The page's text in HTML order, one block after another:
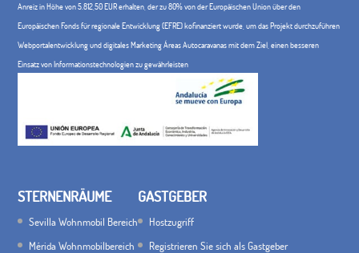
Anreiz in Höhe von 5.812,50 EUR erhalten, der zu 80% von der Europäischen Union über den
Europäischen Fonds für regionale Entwicklung (EFRE) kofinanziert wurde, um das Projekt durchzuführen
Webportalentwicklung und digitales Marketing Áreas Autocaravanas mit dem Ziel, einen besseren
Einsatz von Informationstechnologien zu gewährleisten
STERNENRÄUME
Sevilla Wohnmobil Bereich
Mérida Wohnmobilbereich
GASTGEBER
Hostzugriff
Registrieren Sie sich als Gastgeber